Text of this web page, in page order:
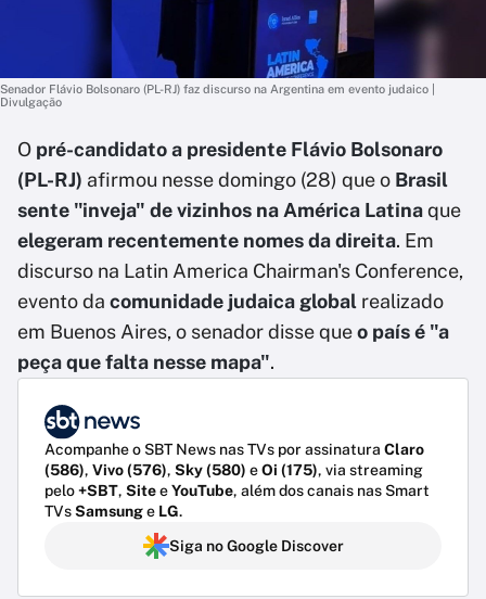
Senador Flávio Bolsonaro (PL-RJ) faz discurso na Argentina em evento judaico |
Divulgação
O pré-candidato a presidente Flávio Bolsonaro
(PL-RJ) afirmou nesse domingo (28) que o Brasil
sente "inveja" de vizinhos na América Latinaque
elegeram recentemente nomes da direita. Em
discurso na Latin America Chairman's Conference,
evento da comunidade judaica global realizado
em Buenos Aires, o senador disse queo país é "a
peça que falta nesse mapa".
Acompanhe o SBT News nas TVs por assinatura Claro
(586), Vivo (576), Sky (580) eOi (175), via streaming
pelo+SBT, SiteeYouTube, além dos canais nas Smart
TVsSamsunge LG.
Siga no Google Discover